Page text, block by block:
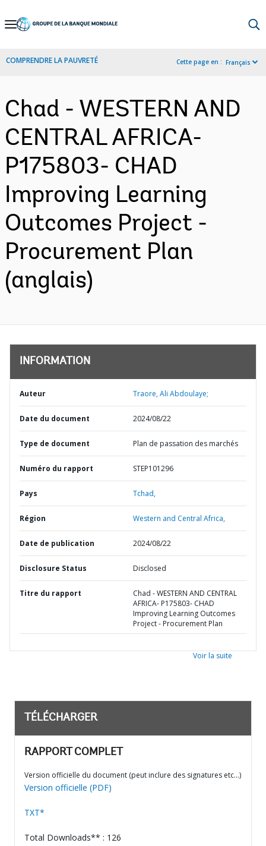
Skip
Navigation
COMPRENDRE LA PAUVRETÉ Cette page en : Français
Chad - WESTERN AND
CENTRAL AFRICA-
P175803- CHAD
Improving Learning
Outcomes Project -
Procurement Plan
(anglais)
INFORMATION
Auteur Traore, Ali Abdoulaye;
Date du document 2024/08/22
Type de document Plan de passation des marchés
Numéro du rapport STEP101296
Pays Tchad,
Région Western and Central Africa,
Date de publication 2024/08/22
Disclosure Status Disclosed
Titre du rapport
Chad - WESTERN AND CENTRAL
AFRICA- P175803- CHAD
Improving Learning Outcomes
Project - Procurement Plan
Voir la suite
TÉLÉCHARGER
RAPPORT COMPLET
Version officielle du document (peut inclure des signatures etc…)
Version officielle (PDF)
TXT*
Total Downloads** : 126